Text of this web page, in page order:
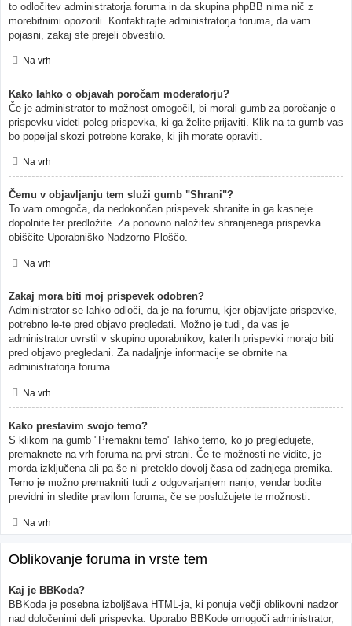
to odločitev administratorja foruma in da skupina phpBB nima nič z
morebitnimi opozorili. Kontaktirajte administratorja foruma, da vam
pojasni, zakaj ste prejeli obvestilo.
Na vrh
Kako lahko o objavah poročam moderatorju?
Če je administrator to možnost omogočil, bi morali gumb za poročanje o
prispevku videti poleg prispevka, ki ga želite prijaviti. Klik na ta gumb vas
bo popeljal skozi potrebne korake, ki jih morate opraviti.
Na vrh
Čemu v objavljanju tem služi gumb "Shrani"?
To vam omogoča, da nedokončan prispevek shranite in ga kasneje
dopolnite ter predložite. Za ponovno naložitev shranjenega prispevka
obiščite Uporabniško Nadzorno Ploščo.
Na vrh
Zakaj mora biti moj prispevek odobren?
Administrator se lahko odloči, da je na forumu, kjer objavljate prispevke,
potrebno le-te pred objavo pregledati. Možno je tudi, da vas je
administrator uvrstil v skupino uporabnikov, katerih prispevki morajo biti
pred objavo pregledani. Za nadaljnje informacije se obrnite na
administratorja foruma.
Na vrh
Kako prestavim svojo temo?
S klikom na gumb "Premakni temo" lahko temo, ko jo pregledujete,
premaknete na vrh foruma na prvi strani. Če te možnosti ne vidite, je
morda izključena ali pa še ni preteklo dovolj časa od zadnjega premika.
Temo je možno premakniti tudi z odgovarjanjem nanjo, vendar bodite
previdni in sledite pravilom foruma, če se poslužujete te možnosti.
Na vrh
Oblikovanje foruma in vrste tem
Kaj je BBKoda?
BBKoda je posebna izboljšava HTML-ja, ki ponuja večji oblikovni nadzor
nad določenimi deli prispevka. Uporabo BBKode omogoči administrator,